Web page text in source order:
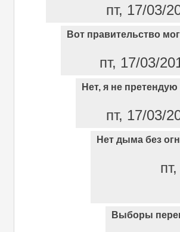
пт, 17/03/
Вот правительство
пт, 17/03/
Нет, я не претендую
пт, 17/03/
Нет дыма без
Выборы